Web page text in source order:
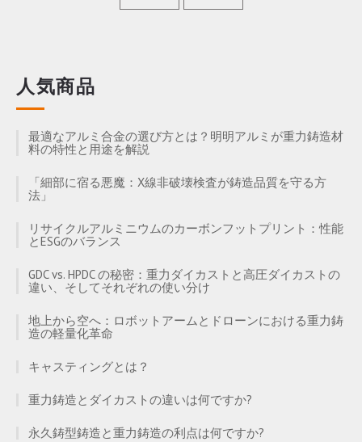
人気商品
最適なアルミ合金の選び方とは？明明アルミが重力鋳造材
料の特性と用途を解説
「細部に宿る悪魔：X線非破壊検査が鋳造品質を守る方
法」
リサイクルアルミニウムのカーボンフットプリント：性能
とESGのバランス
GDC vs. HPDC の秘密：重力ダイカストと高圧ダイカストの
違い、そしてそれぞれの使い分け
地上から空へ：ロボットアームとドローンにおける重力鋳
造の軽量化革命
キャスティングとは？
重力鋳造とダイカストの違いは何ですか?
永久鋳型鋳造と重力鋳造の利点は何ですか?